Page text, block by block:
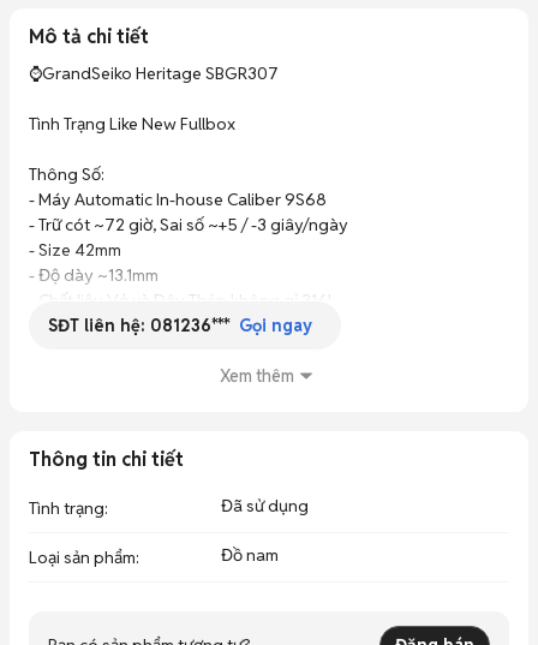
Bảo Hành Máy 5 Năm Hậu Mãi Trọn Đời
Hỗ Trợ Quẹt Thẻ Thanh Toán, Trả Góp
Mô tả chi tiết
⌚️GrandSeiko Heritage SBGR307
Tình Trạng Like New Fullbox
Thông Số:
- Máy Automatic In-house Caliber 9S68
- Trữ cót ~72 giờ, Sai số ~+5 / -3 giây/ngày
- Size 42mm
- Độ dày ~13.1mm
- Chất liệu Vỏ và Dây Thép không gỉ 316L
- Kính Sapphire cong phủ AR
- Chức năng Giờ – Phút – Giây – Lịch ngày
💎Fullbox+Tag
SĐT liên hệ: 081236*** Gọi ngay
Xem thêm
Thông tin chi tiết
Tình trạng: Đã sử dụng
Loại sản phẩm: Đồ nam